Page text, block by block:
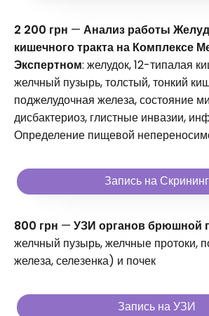
2 200 грн — Анализ работы
кишечного тракта на Комплексе
Экспертном: желудок, 12-типалая
желчный пузырь, толстый, тонкий
поджелудочная железа, состояние
дисбактериоз, глистные инвазии,
Определение пищевой
Запись на Скрининг
800 грн — УЗИ органов брюшной
желчный пузырь, желчные протоки,
железа, селезенка) и почек
Запись на УЗИ